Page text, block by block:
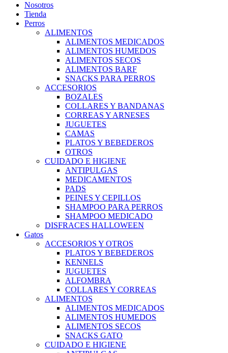
Nosotros
Tienda
Perros
ALIMENTOS
ALIMENTOS MEDICADOS
ALIMENTOS HUMEDOS
ALIMENTOS SECOS
ALIMENTOS BARF
SNACKS PARA PERROS
ACCESORIOS
BOZALES
COLLARES Y BANDANAS
CORREAS Y ARNESES
JUGUETES
CAMAS
PLATOS Y BEBEDEROS
OTROS
CUIDADO E HIGIENE
ANTIPULGAS
MEDICAMENTOS
PADS
PEINES Y CEPILLOS
SHAMPOO PARA PERROS
SHAMPOO MEDICADO
DISFRACES HALLOWEEN
Gatos
ACCESORIOS Y OTROS
PLATOS Y BEBEDEROS
KENNELS
JUGUETES
ALFOMBRA
COLLARES Y CORREAS
ALIMENTOS
ALIMENTOS MEDICADOS
ALIMENTOS HUMEDOS
ALIMENTOS SECOS
SNACKS GATO
CUIDADO E HIGIENE